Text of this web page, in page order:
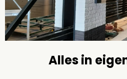
Alles in